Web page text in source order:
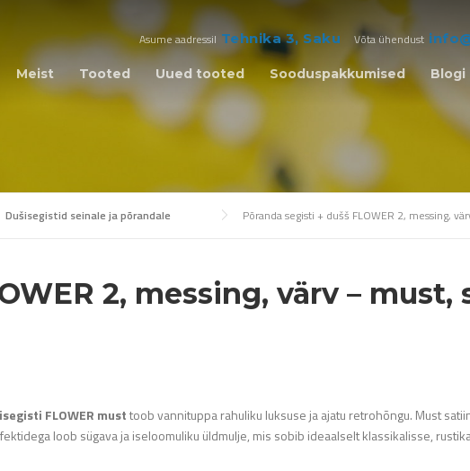
Võta ühendust
Asume aadressil Tehnika 3, Saku
Meist Tooted Uued tooted Sooduspakkumised Blogi
Dušisegistid seinale ja põrandale Põranda segisti + dušš FLOWER 2, messing,
2, messing, värv – must,
FLOWER musttoob vannituppa rahuliku luksuse ja ajatu retrohõngu. Must
loob sügava ja iseloomuliku üldmulje, mis sobib ideaalselt klassikalisse,